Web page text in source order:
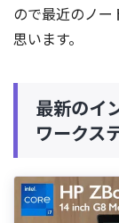
ので最近のノー
思います。
最新のイ
ワークス